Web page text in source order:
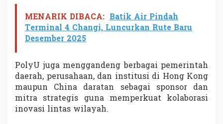
MENARIK DIBACA: Batik Air Pindah
Terminal 4 Changi, Luncurkan Rute Baru
Desember 2025
PolyU juga menggandeng berbagai pemerintah
daerah, perusahaan, dan institusi di Hong Kong
maupun China daratan sebagai sponsor dan
mitra strategis guna memperkuat kolaborasi
inovasi lintas wilayah.